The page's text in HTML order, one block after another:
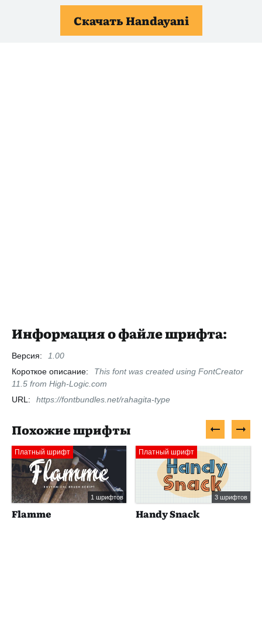
Скачать Handayani
Информация о файле шрифта:
Версия:
1.00
Короткое описание:
This font was created using FontCreator
11.5 from High-Logic.com
URL:
https://fontbundles.net/rahagita-type
Похожие шрифты
Платный шрифт
1 шрифтов
Flamme
Платный шрифт
3 шрифтов
Handy Snack